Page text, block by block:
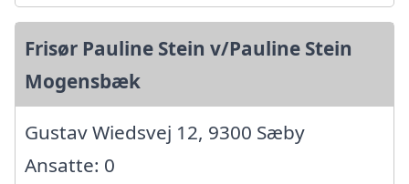
Frisør Pauline Stein v/Pauline Stein
Mogensbæk
Gustav Wiedsvej 12, 9300 Sæby
Ansatte: 0